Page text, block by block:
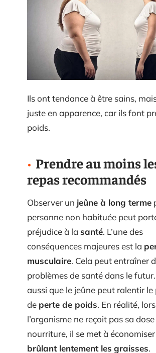
Ils ont tendance à être sains,
juste en apparence, car ils font
poids.
Prendre au moins
repas recommandés
Observer un jeûne à long terme
personne non habituée peut
préjudice à la santé. L’une des
conséquences majeures est la
musculaire. Cela peut entraîner
problèmes de santé dans le
aussi que le jeûne peut ralentir le
de perte de poids. En réalité,
l’organisme ne reçoit pas sa
nourriture, il se met à
brûlant lentement les graisses.